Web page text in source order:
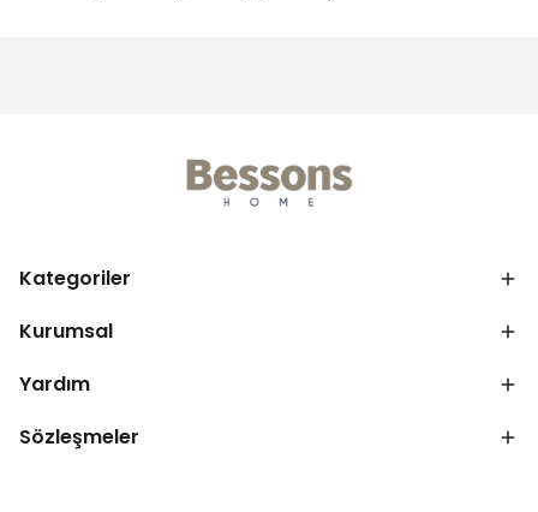
Kategoriler
Kurumsal
Yardım
Sözleşmeler